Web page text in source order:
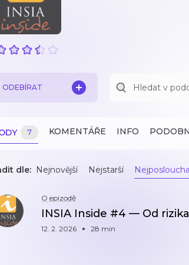
ODEBÍRAT
7 KOMENTÁŘE INFO
dle: Nejnovější Nejstarší
O epizodě
INSIA Inside #4 — Od
12. 2. 2026 28 min